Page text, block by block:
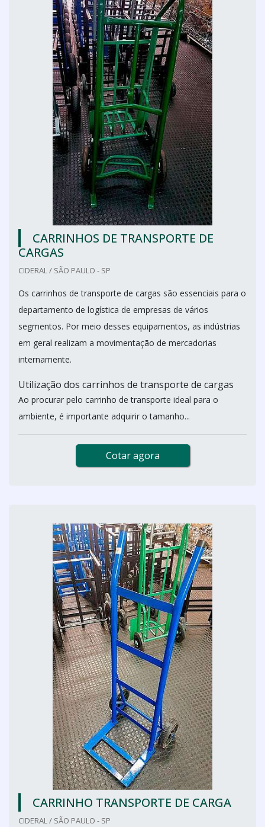
CARRINHOS DE TRANSPORTE DE
CARGAS
CIDERAL / SÃO PAULO - SP
Os carrinhos de transporte de cargas são essenciais para o
departamento de logística de empresas de vários
segmentos. Por meio desses equipamentos, as indústrias
em geral realizam a movimentação de mercadorias
internamente.
Utilização dos carrinhos de transporte de cargas
Ao procurar pelo carrinho de transporte ideal para o
ambiente, é importante adquirir o tamanho...
Cotar agora
CARRINHO TRANSPORTE DE CARGA
CIDERAL / SÃO PAULO - SP